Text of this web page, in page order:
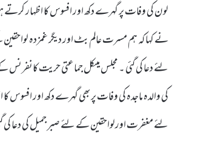
لون کی وفات پر گہرے دکھ اور افسوس کا اظہار
نے کہا کہ ہم مسرت عالم بٹ اور دیگر غمزدہ
لئے دعا کی گئی ۔ مجلس میںکل جماعتی حریت کانفرنس
کی والدہ ماجدہ کی وفات پر بھی گہرے دکھ اور افسوس کا
لئے مغفرت اورلواحقین کے لئے صبر جمیل کی دعا کی